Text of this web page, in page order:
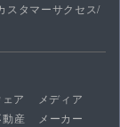
スタマーサクセス/
ア
メディア
産
メーカー